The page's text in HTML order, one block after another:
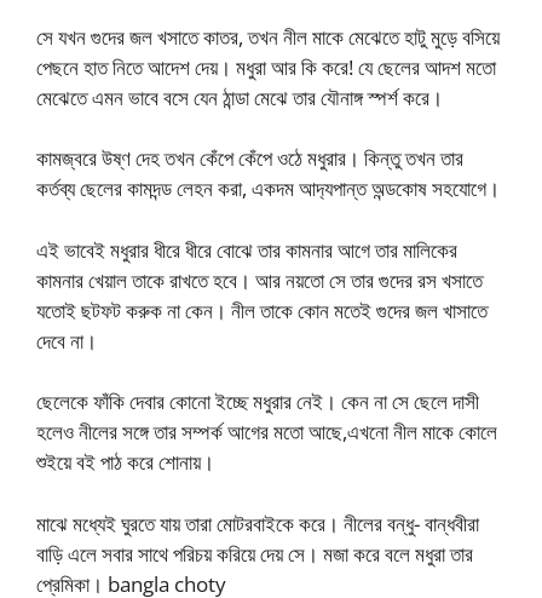
সে যখন গুদের জল খসাতে কাতর, তখন নীল মাকে মেঝেতে হাটু মুড়ে বসিয়ে
পেছনে হাত নিতে আদেশ দেয়। মধুরা আর কি করে! যে ছেলের আদশ মতো
মেঝেতে এমন ভাবে বসে যেন ঠান্ডা মেঝে তার যৌনাঙ্গ স্পর্শ করে।
কামজ্বরে উষ্ণ দেহ তখন কেঁপে কেঁপে ওঠে মধুরার। কিন্তু তখন তার
কর্তব্য ছেলের কামদন্ড লেহন করা, একদম আদ‍্যপান্ত অন্ডকোষ সহযোগে।
এই ভাবেই মধুরার ধীরে ধীরে বোঝে তার কামনার আগে তার মালিকের
কামনার খেয়াল তাকে রাখতে হবে। আর নয়তো সে তার গুদের রস খসাতে
যতোই ছটফট করুক না কেন। নীল তাকে কোন মতেই গুদের জল খাসাতে
দেবে না।
ছেলেকে ফাঁকি দেবার কোনো ইচ্ছে মধুরার নেই। কেন না সে ছেলে দাসী
হলেও নীলের সঙ্গে তার সম্পর্ক আগের মতো আছে,এখনো নীল মাকে কোলে
শুইয়ে বই পাঠ করে শোনায়।
মাঝে মধ্যেই ঘুরতে যায় তারা মোটরবাইকে করে। নীলের বন্ধু- বান্ধবীরা
বাড়ি এলে সবার সাথে পরিচয় করিয়ে দেয় সে। মজা করে বলে মধুরা তার
প্রেমিকা। bangla choty